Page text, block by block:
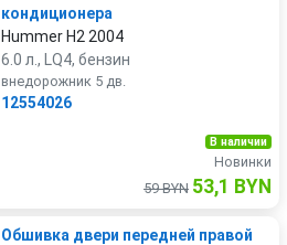
кондиционера
Hummer H2 2004
6.0 л., LQ4, бензин
внедорожник 5 дв.
12554026
В наличии
Новинки
59 BYN 53,1 BYN
Обшивка двери передней правой